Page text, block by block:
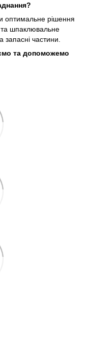
оптимальне рішення
шпаклювальне
запасні частини.
та допоможемо